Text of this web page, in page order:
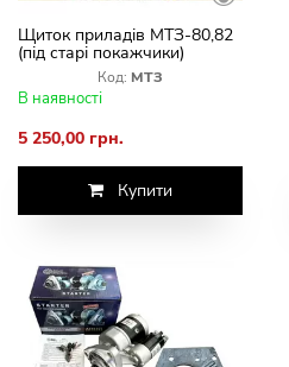
Щиток приладів МТЗ-80,82
(під старі покажчики)
Код: МТЗ
В наявності
5 250,00 грн.
Купити